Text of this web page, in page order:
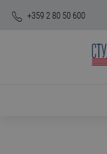
+359 2 80 50 600